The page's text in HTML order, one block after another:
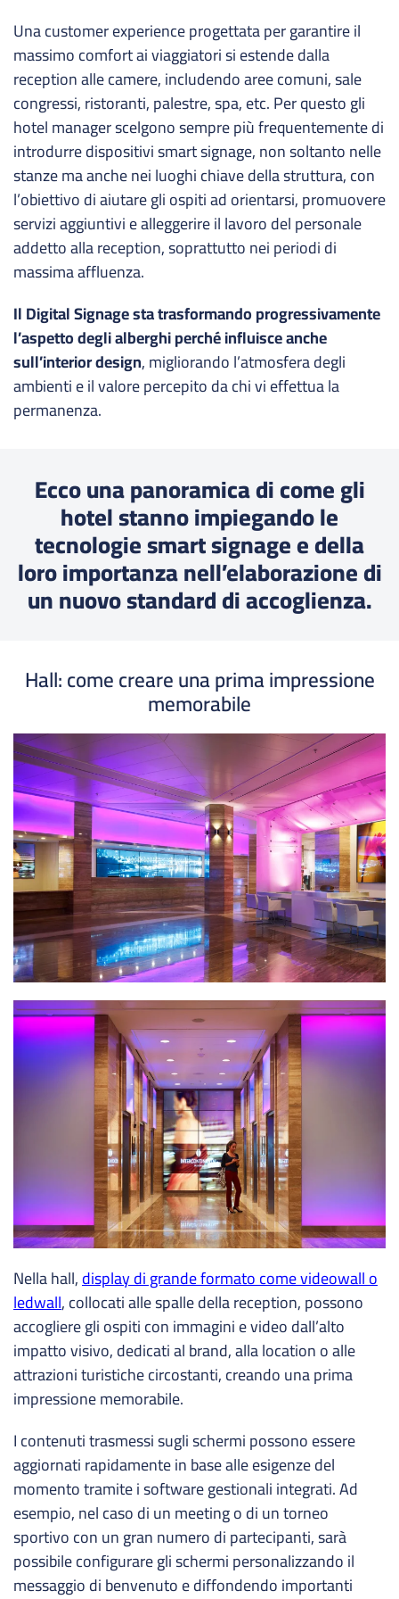
Una customer experience progettata per garantire il
massimo comfort ai viaggiatori si estende dalla
reception alle camere, includendo aree comuni, sale
congressi, ristoranti, palestre, spa, etc. Per questo gli
hotel manager scelgono sempre più frequentemente di
introdurre dispositivi smart signage, non soltanto nelle
stanze ma anche nei luoghi chiave della struttura, con
l’obiettivo di aiutare gli ospiti ad orientarsi, promuovere
servizi aggiuntivi e alleggerire il lavoro del personale
addetto alla reception, soprattutto nei periodi di
massima affluenza.
Il Digital Signage sta trasformando progressivamente
l’aspetto degli alberghi perché influisce anche
sull’interior design, migliorando l’atmosfera degli
ambienti e il valore percepito da chi vi effettua la
permanenza.
Ecco una panoramica di come gli
hotel stanno impiegando le
tecnologie smart signage e della
loro importanza nell’elaborazione di
un nuovo standard di accoglienza.
Hall: come creare una prima impressione
memorabile
Nella hall,display di grande formato come videowall o
ledwall, collocati alle spalle della reception, possono
accogliere gli ospiti con immagini e video dall’alto
impatto visivo, dedicati al brand, alla location o alle
attrazioni turistiche circostanti, creando una prima
impressione memorabile.
I contenuti trasmessi sugli schermi possono essere
aggiornati rapidamente in base alle esigenze del
momento tramite i software gestionali integrati. Ad
esempio, nel caso di un meeting o di un torneo
sportivo con un gran numero di partecipanti, sarà
possibile configurare gli schermi personalizzando il
messaggio di benvenuto e diffondendo importanti